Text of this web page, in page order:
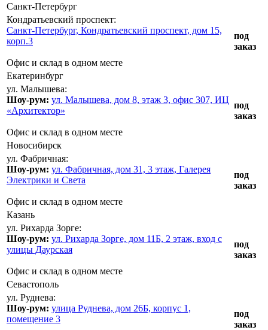
Санкт-Петербург
Кондратьевский проспект:
Санкт-Петербург, Кондратьевский проспект, дом 15,
корп.3
Офис и склад в одном месте
под
заказ
Екатеринбург
ул. Малышева:
Шоу-рум: ул. Малышева, дом 8, этаж 3, офис 307, ИЦ
«Архитектор»
Офис и склад в одном месте
под
заказ
Новосибирск
ул. Фабричная:
Шоу-рум: ул. Фабричная, дом 31, 3 этаж, Галерея
Электрики и Света
Офис и склад в одном месте
под
заказ
Казань
ул. Рихарда Зорге:
Шоу-рум: ул. Рихарда Зорге, дом 11Б, 2 этаж, вход с
улицы Даурская
Офис и склад в одном месте
под
заказ
Севастополь
ул. Руднева:
Шоу-рум: улица Руднева, дом 26Б, корпус 1,
помещение 3
под
заказ